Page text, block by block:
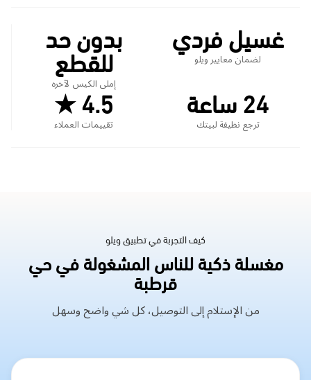
غسيل فردي
لضمان معايير ويلو
بدون حد
للقطع
إملى الكيس لآخره 24 ساعة
ترجع نظيفة لبيتك
4.5 ★
تقييمات العملاء
كيف التجربة في تطبيق ويلو
مغسلة ذكية للناس المشغولة في حي
قرطبة
من الإستلام إلى التوصيل، كل شي واضح وسهل